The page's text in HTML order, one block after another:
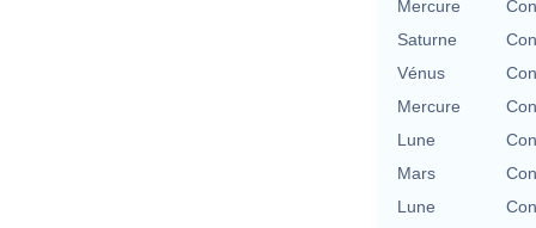
Mercure
Saturne
Vénus
Mercure
Lune
Mars
Lune